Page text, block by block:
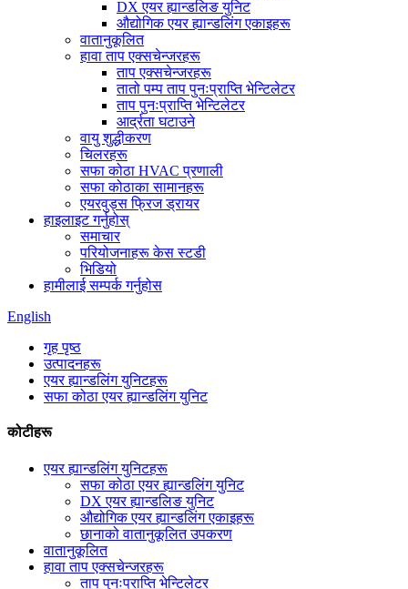
DX एयर ह्यान्डलिङ युनिट
औद्योगिक एयर ह्यान्डलिंग एकाइहरू
वातानुकूलित
हावा ताप एक्सचेन्जरहरू
ताप एक्सचेन्जरहरू
तातो पम्प ताप पुनःप्राप्ति भेन्टिलेटर
ताप पुनःप्राप्ति भेन्टिलेटर
आर्द्रता घटाउने
वायु शुद्धीकरण
चिलरहरू
सफा कोठा HVAC प्रणाली
सफा कोठाका सामानहरू
एयरवुड्स फ्रिज ड्रायर
हाइलाइट गर्नुहोस्
समाचार
परियोजनाहरू केस स्टडी
भिडियो
हामीलाई सम्पर्क गर्नुहोस
English
गृह पृष्ठ
उत्पादनहरू
एयर ह्यान्डलिंग युनिटहरू
सफा कोठा एयर ह्यान्डलिंग युनिट
कोटीहरू
एयर ह्यान्डलिंग युनिटहरू
सफा कोठा एयर ह्यान्डलिंग युनिट
DX एयर ह्यान्डलिङ युनिट
औद्योगिक एयर ह्यान्डलिंग एकाइहरू
छानाको वातानुकूलित उपकरण
वातानुकूलित
हावा ताप एक्सचेन्जरहरू
ताप पुनःप्राप्ति भेन्टिलेटर